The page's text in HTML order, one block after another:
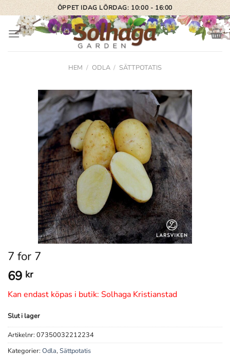
Skip
to
content
ÖPPET IDAG LÖRDAG: 10:00 - 16:00
HEM / ODLA / SÄTTPOTATIS
7 for 7
69 kr
Kan endast köpas i butik: Solhaga Kristianstad
Slut i lager
Artikelnr: 07350032212234
Kategorier: Odla,Sättpotatis